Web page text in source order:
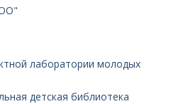
лаборатории молодых
детская библиотека